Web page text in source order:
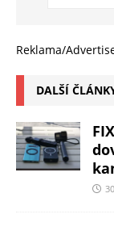
Reklama/
DALŠÍ